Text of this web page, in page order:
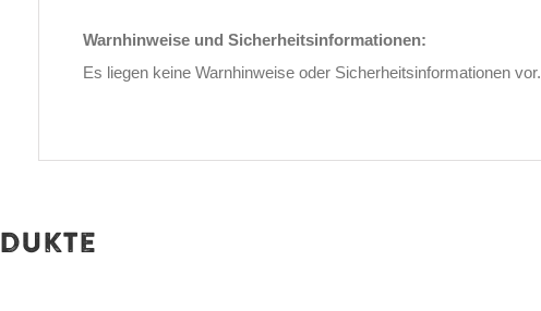
Warnhinweise und Sicherheitsinformationen:
Es liegen keine Warnhinweise oder Sicherheitsinformationen vor.